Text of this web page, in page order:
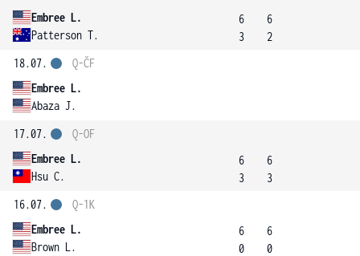
Embree L.
Patterson T.
6
3
6
2
18.07.
Embree L.
Abaza J.
Q-ČF
17.07.
Embree L.
Hsu C.
Q-OF
6
3
6
3
16.07.
Embree L.
Brown L.
Q-1K
6
0
6
0